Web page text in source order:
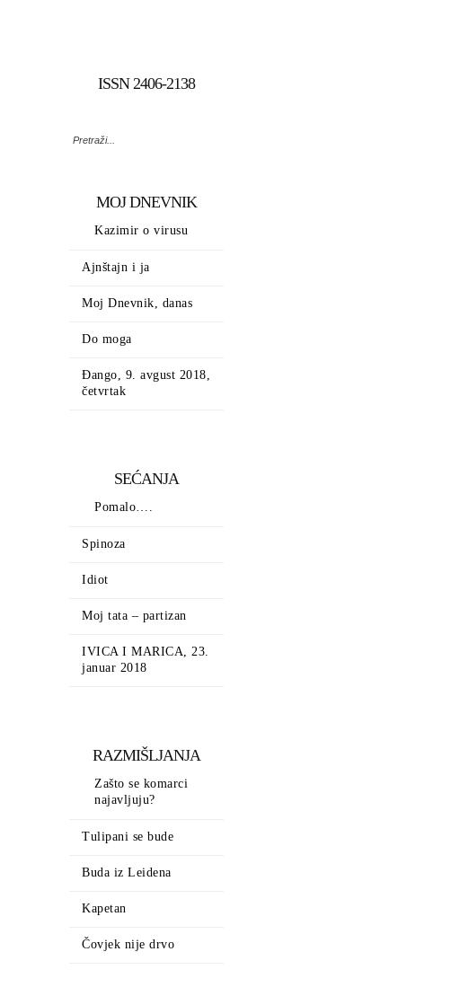
ISSN 2406-2138
MOJ DNEVNIK
Kazimir o virusu
Ajnštajn i ja
Moj Dnevnik, danas
Do moga
Đango, 9. avgust 2018,
četvrtak
SEĆANJA
Pomalo….
Spinoza
Idiot
Moj tata – partizan
IVICA I MARICA, 23.
januar 2018
RAZMIŠLJANJA
Zašto se komarci
najavljuju?
Tulipani se bude
Buda iz Leidena
Kapetan
Čovjek nije drvo